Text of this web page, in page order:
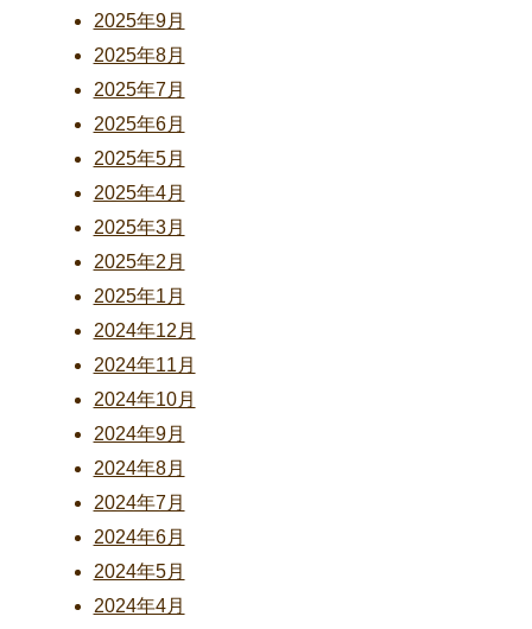
2025年9月
2025年8月
2025年7月
2025年6月
2025年5月
2025年4月
2025年3月
2025年2月
2025年1月
2024年12月
2024年11月
2024年10月
2024年9月
2024年8月
2024年7月
2024年6月
2024年5月
2024年4月